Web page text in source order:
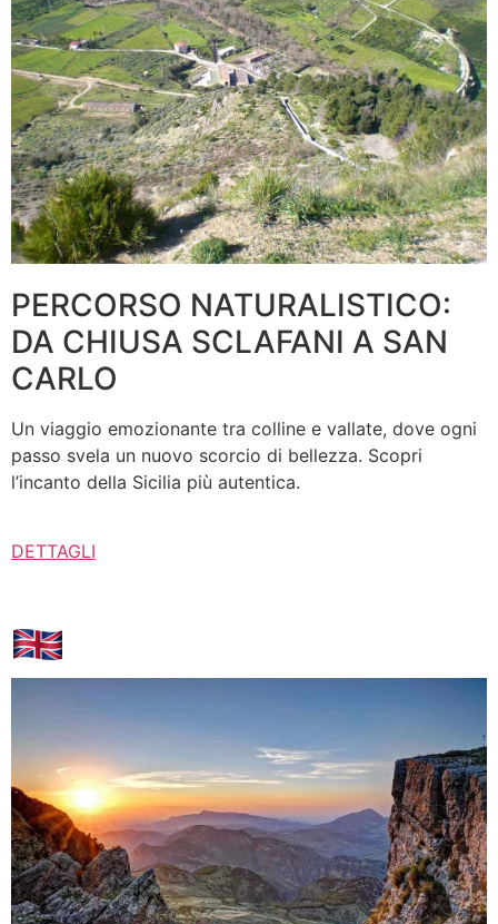
PERCORSO NATURALISTICO:
DA CHIUSA SCLAFANI A SAN
CARLO
Un viaggio emozionante tra colline e vallate, dove ogni
passo svela un nuovo scorcio di bellezza. Scopri
l’incanto della Sicilia più autentica.
DETTAGLI